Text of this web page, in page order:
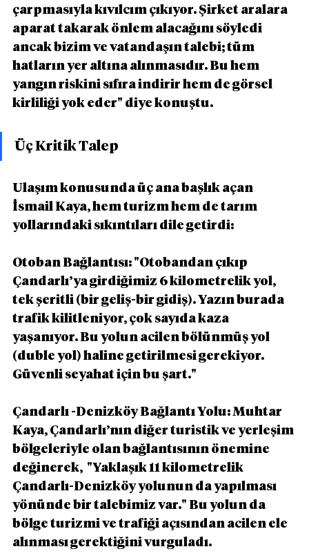
çarpmasıyla kıvılcım çıkıyor. Şirket aralara
aparat takarak önlem alacağını söyledi
ancak bizim ve vatandaşın talebi; tüm
hatların yer altına alınmasıdır. Bu hem
yangın riskini sıfıra indirir hem de görsel
kirliliği yok eder" diye konuştu.
Üç Kritik Talep
Ulaşım konusunda üç ana başlık açan
İsmail Kaya, hem turizm hem de tarım
yollarındaki sıkıntıları dile getirdi:
Otoban Bağlantısı: "Otobandan çıkıp
Çandarlı’ya girdiğimiz 6 kilometrelik yol,
tek şeritli (bir geliş-bir gidiş). Yazın burada
trafik kilitleniyor, çok sayıda kaza
yaşanıyor. Bu yolun acilen bölünmüş yol
(duble yol) haline getirilmesi gerekiyor.
Güvenli seyahat için bu şart."
Çandarlı -Denizköy Bağlantı Yolu: Muhtar
Kaya, Çandarlı’nın diğer turistik ve yerleşim
bölgeleriyle olan bağlantısının önemine
değinerek,  "Yaklaşık 11 kilometrelik
Çandarlı-Denizköy yolunun da yapılması
yönünde bir talebimiz var." Bu yolun da
bölge turizmi ve trafiği açısından acilen ele
alınması gerektiğini vurguladı.